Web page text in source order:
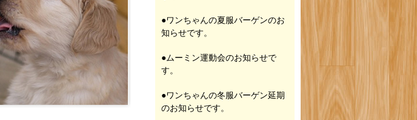
●ワンちゃんの夏服バーゲンのお
知らせです。
●ムーミン運動会のお知らせで
す。
●ワンちゃんの冬服バーゲン延期
のお知らせです。